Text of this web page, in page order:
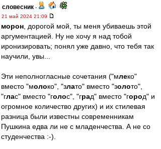
словесник -
21 май 2024 21:09
морон , дорогой мой, ты меня убиваешь этой
аргументацией. Ну не хочу я над тобой
иронизировать; понял уже давно, что тебя так
научили, увы...
Эти неполногласные сочетания ("млеко"
вместо "молоко", "злато" вместо "золото",
"глас" вместо "голос", "град" вместо "город" и
огромное количество других) и их стилевая
разница были известны современникам
Пушкина едва ли не с младенчества. А не со
студенчества :-).